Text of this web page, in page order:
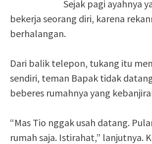
Sejak pagi ayahnya
bekerja seorang diri, karena
berhalangan.
Dari balik telepon, tukang itu
sendiri, teman Bapak tidak
beberes rumahnya yang
“Mas Tio nggak usah datang.
rumah saja. Istirahat,” lanjutnya.